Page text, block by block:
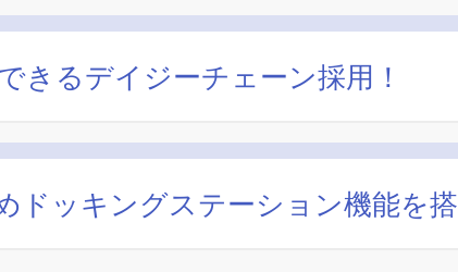
きるデイジーチェーン採用！
ドッキングステーション機能を搭